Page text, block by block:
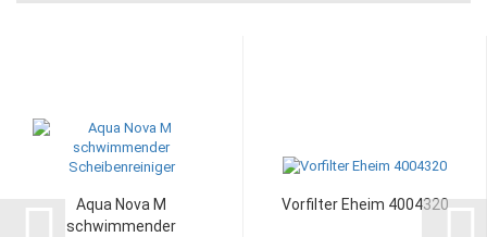
Aqua Nova M
schwimmender
Vorfilter Eheim 4004320